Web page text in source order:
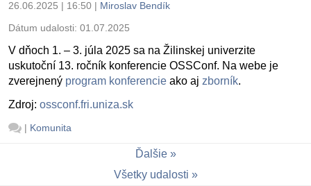
26.06.2025 | 16:50 | Miroslav Bendík
Dátum udalosti: 01.07.2025
V dňoch 1. – 3. júla 2025 sa na Žilinskej univerzite
uskutoční 13. ročník konferencie OSSConf. Na webe je
zverejnený program konferencie ako aj zborník.
Zdroj: ossconf.fri.uniza.sk
| Komunita
Ďalšie
Všetky udalosti